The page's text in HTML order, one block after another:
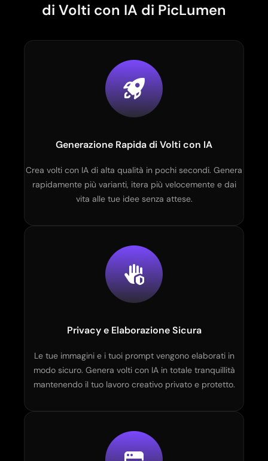
di Volti con IA di PicLumen
Generazione Rapida di Volti con IA
Crea volti con IA di alta qualità in pochi secondi. Genera
rapidamente più varianti, itera più velocemente e dai
vita alle tue idee senza attese.
Privacy e Elaborazione Sicura
Le tue immagini e i tuoi prompt vengono elaborati in
modo sicuro. Genera volti con IA in totale tranquillità
mantenendo il tuo lavoro creativo privato e protetto.